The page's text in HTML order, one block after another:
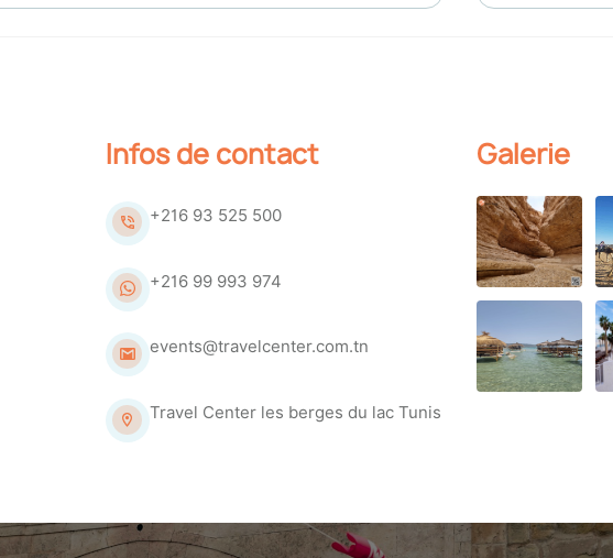
Infos de contact
+216 93 525 500
+216 99 993 974
events@travelcenter.com.tn
Travel Center les berges du lac Tunis
Galerie